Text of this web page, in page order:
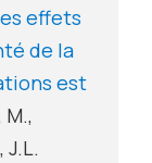
effets
de la
est